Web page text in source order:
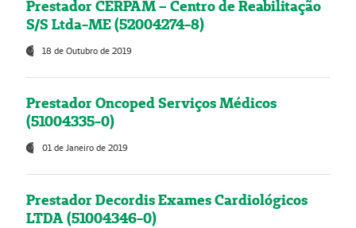
Prestador CERPAM – Centro de Reabilitação
S/S Ltda-ME (52004274-8)
18 de Outubro de 2019
Prestador Oncoped Serviços Médicos
(51004335-0)
01 de Janeiro de 2019
Prestador Decordis Exames Cardiológicos
LTDA (51004346-0)